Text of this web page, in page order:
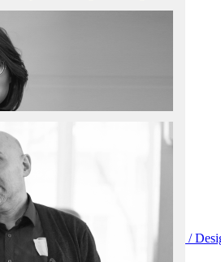
для успешного будущего» /